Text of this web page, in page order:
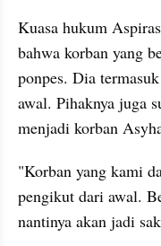
Kuasa hukum
bahwa korban yang
ponpes. Dia
awal. Pihaknya juga
menjadi korban
"Korban yang kami
pengikut dari awal.
nantinya akan jadi